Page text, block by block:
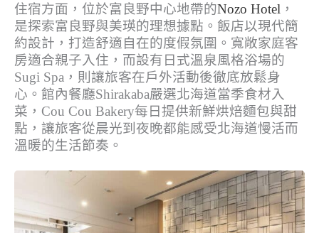
住宿方面，位於富良野中心地帶的Nozo Hotel ，
是探索富良野與美瑛的理想據點。飯店以現代簡
約設計，打造舒適自在的度假氛圍。寬敞家庭客
房適合親子入住，而設有日式溫泉風格浴場的
Sugi Spa，則讓旅客在戶外活動後徹底放鬆身
心。館內餐廳Shirakaba嚴選北海道當季食材入
菜，Cou Cou Bakery每日提供新鮮烘焙麵包與甜
點，讓旅客從晨光到夜晚都能感受北海道慢活而
溫暖的生活節奏。